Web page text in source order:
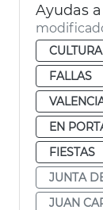
Ayudas
FALLAS
EN
FIESTAS
JUNTA
JUAN